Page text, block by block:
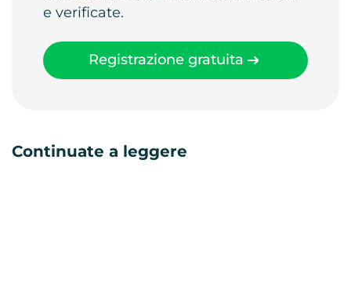
e verificate.
Registrazione gratuita
Continuate a leggere